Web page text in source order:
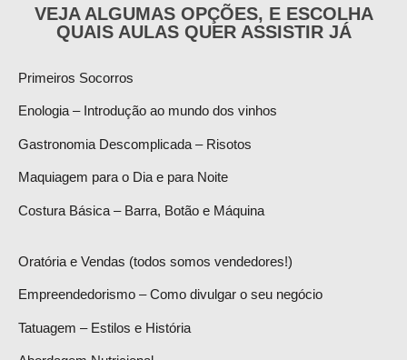
VEJA ALGUMAS OPÇÕES, E ESCOLHA
QUAIS AULAS QUER ASSISTIR JÁ
Primeiros Socorros
Enologia – Introdução ao mundo dos vinhos
Gastronomia Descomplicada – Risotos
Maquiagem para o Dia e para Noite
Costura Básica – Barra, Botão e Máquina
Oratória e Vendas (todos somos vendedores!)
Empreendedorismo – Como divulgar o seu negócio
Tatuagem – Estilos e História